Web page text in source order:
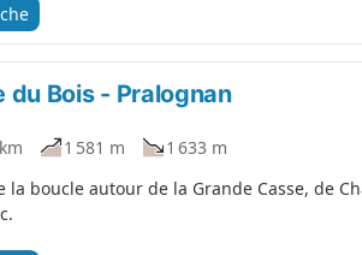
du Bois - Pralognan
1 581 m
1 633 m
la boucle autour de la Grande Casse, de